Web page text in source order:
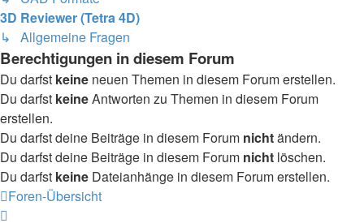
3D Reviewer (Tetra 4D)
↳ Allgemeine Fragen
Berechtigungen in diesem Forum
Du darfst keine neuen Themen in diesem Forum erstellen.
Du darfst keineAntworten zu Themen in diesem Forum
erstellen.
Du darfst deine Beiträge in diesem Forum nichtändern.
Du darfst deine Beiträge in diesem Forum nicht löschen.
Du darfst keine Dateianhänge in diesem Forum erstellen.
Foren-Übersicht